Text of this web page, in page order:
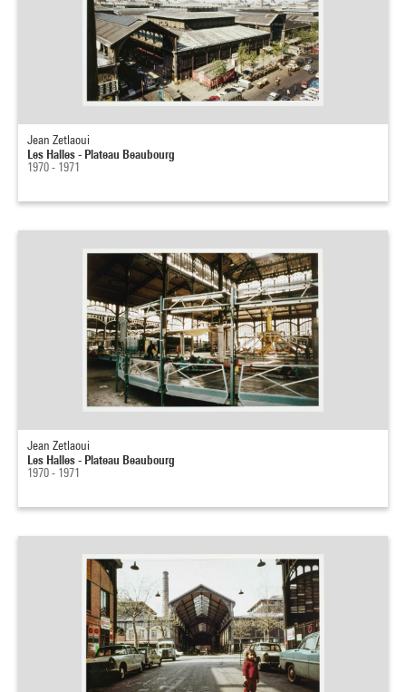
Jean Zetlaoui
Les Halles - Plateau Beaubourg
1970 - 1971
Jean Zetlaoui
Les Halles - Plateau Beaubourg
1970 - 1971